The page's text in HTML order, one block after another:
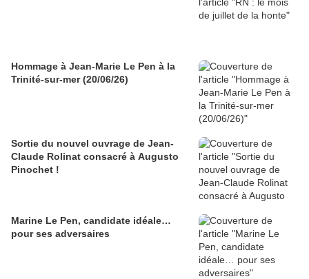
Hommage à Jean-Marie Le Pen à la
Trinité-sur-mer (20/06/26)
Sortie du nouvel ouvrage de Jean-
Claude Rolinat consacré à Augusto
Pinochet !
Marine Le Pen, candidate idéale…
pour ses adversaires